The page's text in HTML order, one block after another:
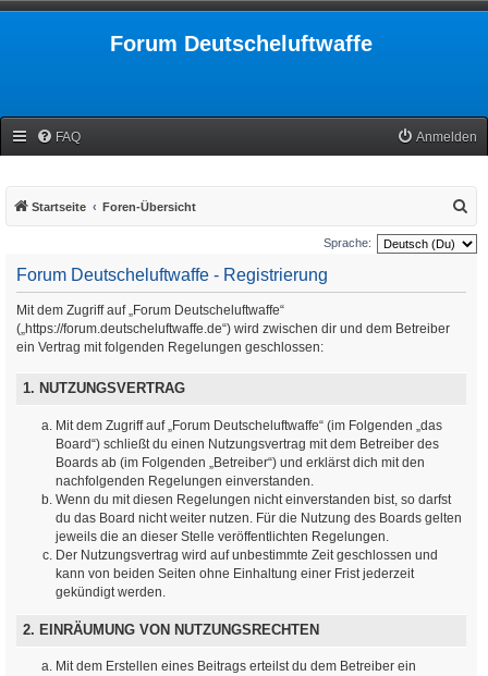
Forum Deutscheluftwaffe
FAQ Anmelden
Startseite Foren-Übersicht
u
c
Sprache:
Forum Deutscheluftwaffe - Registrierung
Mit dem Zugriff auf „Forum Deutscheluftwaffe“
(„https://forum.deutscheluftwaffe.de“) wird zwischen dir und dem Betreiber
ein Vertrag mit folgenden Regelungen geschlossen:
1. NUTZUNGSVERTRAG
Mit dem Zugriff auf „Forum Deutscheluftwaffe“ (im Folgenden „das
Board“) schließt du einen Nutzungsvertrag mit dem Betreiber des
Boards ab (im Folgenden „Betreiber“) und erklärst dich mit den
nachfolgenden Regelungen einverstanden.
Wenn du mit diesen Regelungen nicht einverstanden bist, so darfst
du das Board nicht weiter nutzen. Für die Nutzung des Boards gelten
jeweils die an dieser Stelle veröffentlichten Regelungen.
Der Nutzungsvertrag wird auf unbestimmte Zeit geschlossen und
kann von beiden Seiten ohne Einhaltung einer Frist jederzeit
gekündigt werden.
2. EINRÄUMUNG VON NUTZUNGSRECHTEN
Mit dem Erstellen eines Beitrags erteilst du dem Betreiber ein